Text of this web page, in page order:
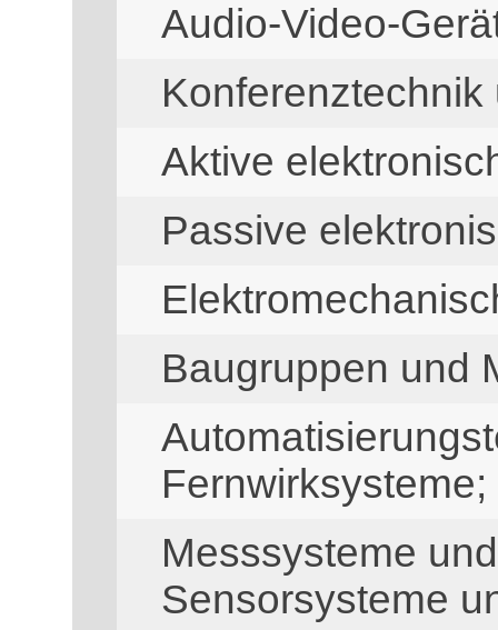
Audio-Video-
Aktive
Passive
Baugruppen und
Messsysteme
Sensorsysteme